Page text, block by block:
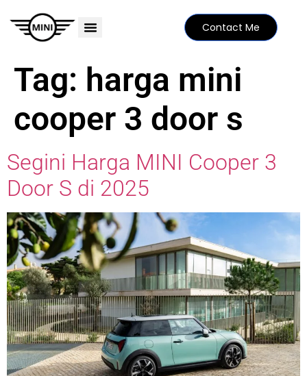
Contact Me
Tag: harga mini
cooper 3 door s
Segini Harga MINI Cooper 3
Door S di 2025